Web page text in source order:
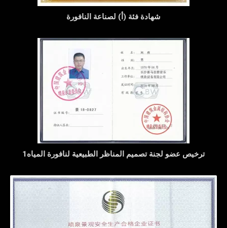
شهادة فئة (أ) لصناعة النافورة
ترخيص عضو لجنة تصميم المناظر الطبيعية لنافورة المياه1